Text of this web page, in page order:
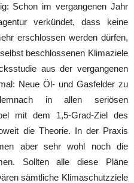
Schon im vergangenen Jahr
verkündet, dass keine
erschlossen werden dürfen,
beschlossenen Klimaziele
aus der vergangenen
Neue Öl- und Gasfelder zu
in allen seriösen
mit dem 1,5-Grad-Ziel des
die Theorie. In der Praxis
aber sehr wohl noch die
Sollten alle diese Pläne
sämtliche Klimaschutzziele